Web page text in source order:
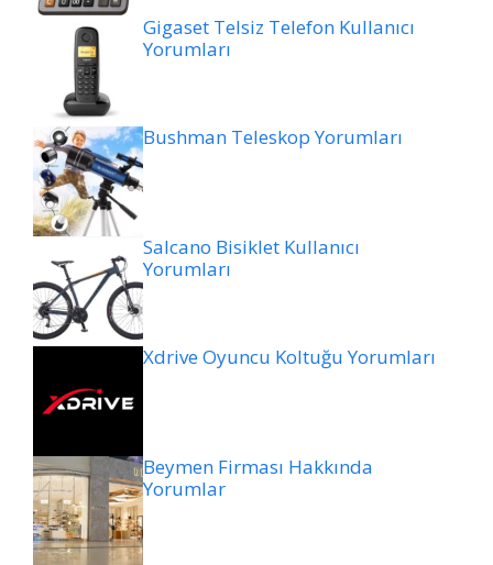
Gigaset Telsiz Telefon Kullanıcı
Yorumları
Bushman Teleskop Yorumları
Salcano Bisiklet Kullanıcı
Yorumları
Xdrive Oyuncu Koltuğu Yorumları
Beymen Firması Hakkında
Yorumlar